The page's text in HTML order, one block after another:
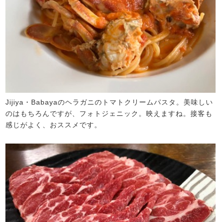
Jijiya・Babayaのヘラガニのトマトクリームパスタ。美味しい
のはもちろんですが、フォトジェニック。映えますね。接客も
感じがよく、おススメです。